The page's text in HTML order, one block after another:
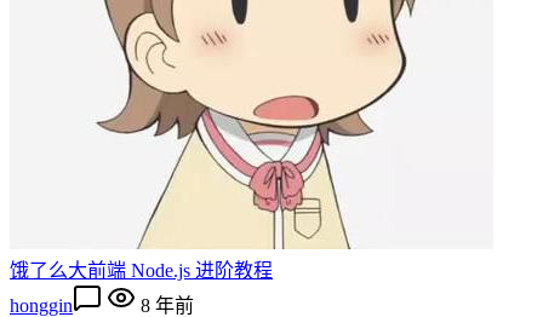
饿了么大前端 Node.js 进阶教程
honggin
8 年前